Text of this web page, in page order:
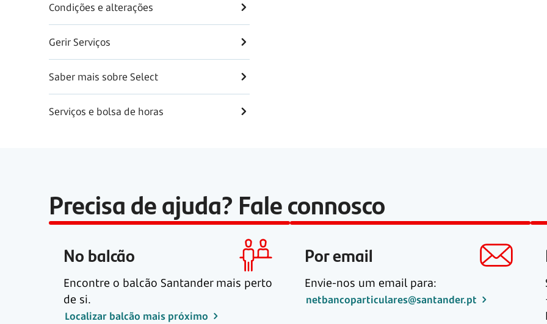
Condições e alterações
Gerir Serviços
Saber mais sobre Select
Serviços e bolsa de horas
Precisa de ajuda? Fale connosco
No balcão
Encontre o balcão Santander mais perto
de si.
Localizar balcão mais próximo
Por email
Envie-nos um email para:
netbancoparticulares@santander.pt